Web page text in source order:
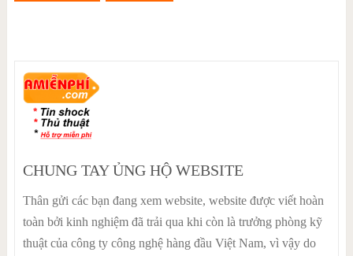
CHUNG TAY ỦNG HỘ WEBSITE
Thân gửi các bạn đang xem website, website được viết hoàn
toàn bởi kinh nghiệm đã trải qua khi còn là trưởng phòng kỹ
thuật của công ty công nghệ hàng đầu Việt Nam, vì vậy do